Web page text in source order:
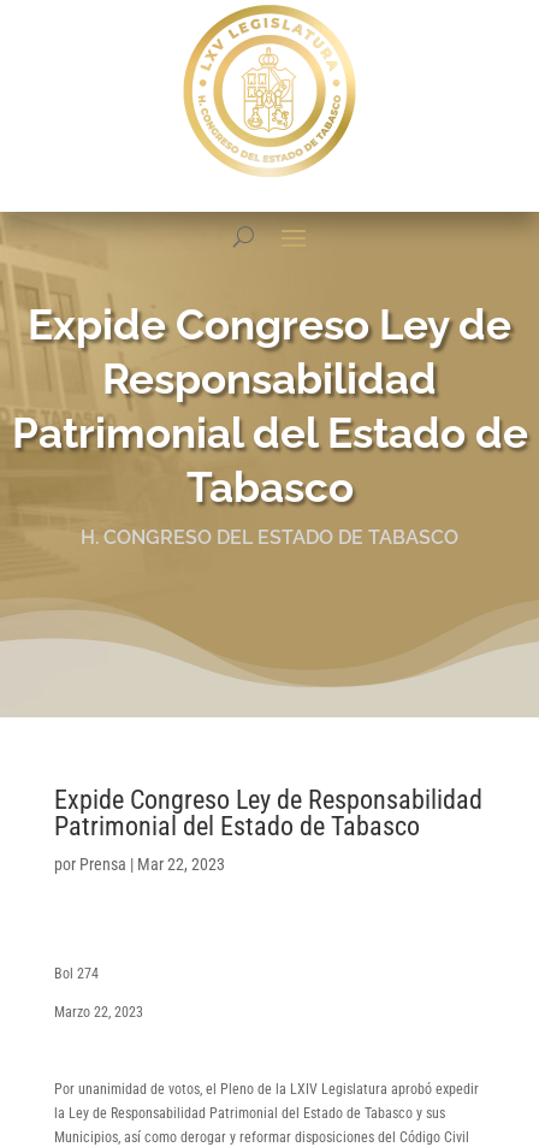
Expide Congreso Ley de
Responsabilidad
Patrimonial del Estado de
Tabasco
H. CONGRESO DEL ESTADO DE TABASCO
Expide Congreso Ley de Responsabilidad
Patrimonial del Estado de Tabasco
por Prensa | Mar 22, 2023
Bol 274
Marzo 22, 2023
Por unanimidad de votos, el Pleno de la LXIV Legislatura aprobó expedir
la Ley de Responsabilidad Patrimonial del Estado de Tabasco y sus
Municipios, así como derogar y reformar disposiciones del Código Civil